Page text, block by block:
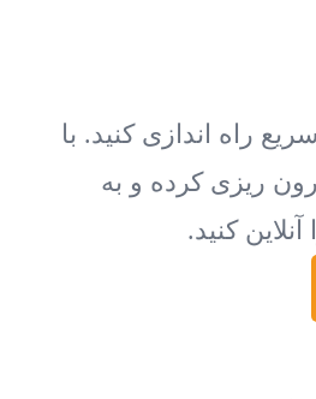
راه اندازی کنید. با
ریزی کرده و به
کنید.